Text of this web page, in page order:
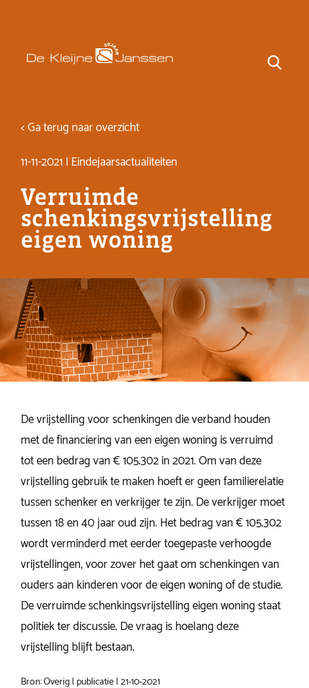
< Ga terug naar overzicht
11-11-2021 | Eindejaarsactualiteiten
Verruimde
schenkingsvrijstelling
eigen woning
De vrijstelling voor schenkingen die verband houden
met de financiering van een eigen woning is verruimd
tot een bedrag van € 105.302 in 2021. Om van deze
vrijstelling gebruik te maken hoeft er geen familierelatie
tussen schenker en verkrijger te zijn. De verkrijger moet
tussen 18 en 40 jaar oud zijn. Het bedrag van € 105.302
wordt verminderd met eerder toegepaste verhoogde
vrijstellingen, voor zover het gaat om schenkingen van
ouders aan kinderen voor de eigen woning of de studie.
De verruimde schenkingsvrijstelling eigen woning staat
politiek ter discussie. De vraag is hoelang deze
vrijstelling blijft bestaan.
Bron: Overig | publicatie | 21-10-2021